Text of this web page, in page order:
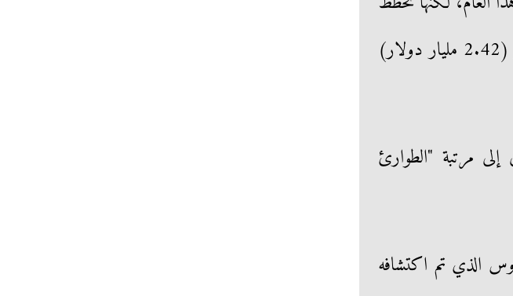
لخفض ميزانية البحث والتطوير إلى ما لا يزيد عن 2.2 مليار يورو (2.42 مليار دولار)
مرتبة "الطوارئ
2020 عندما بدأ الفيروس الذي تم اكتشافه